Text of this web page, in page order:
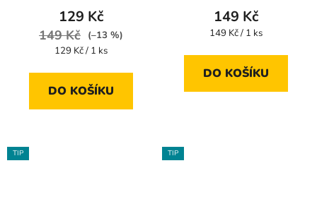
129 Kč
149 Kč
(–13 %)
Měrná
129 Kč / 1 ks
DO KOŠÍKU
149 Kč
Měrná
149 Kč / 1 ks
DO KOŠÍKU
TIP TIP